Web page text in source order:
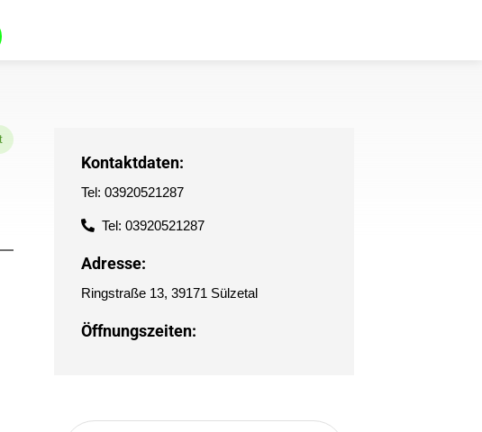
Kontaktdaten:
Tel: 03920521287
Tel: 03920521287
Adresse:
Ringstraße 13, 39171 Sülzetal
Öffnungszeiten: